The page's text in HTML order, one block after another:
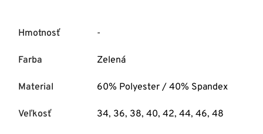
Hmotnosť -
Farba Zelená
Material 60% Polyester / 40% Spandex
Veľkosť 34, 36, 38, 40, 42, 44, 46, 48